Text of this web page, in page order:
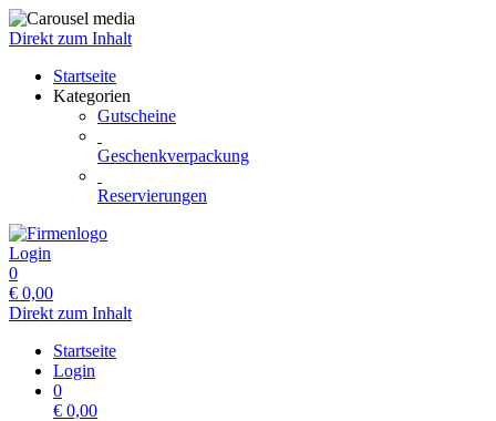
Direkt zum Inhalt
Startseite
Kategorien
Gutscheine
Geschenkverpackung
Reservierungen
Login
0
€ 0,00
Direkt zum Inhalt
Startseite
Login
0
€ 0,00